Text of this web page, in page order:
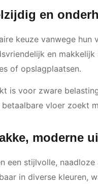
en
keuze vanwege hun
en
of opslagplaatsen.
is voor zware
vloer zoekt
moderne
een stijlvolle,
in diverse kleuren,